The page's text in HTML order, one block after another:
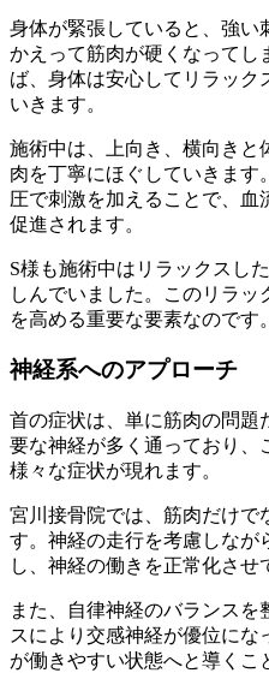
身体が緊張していると、強い
かえって筋肉が硬くなってし
ば、身体は安心してリラック
いきます。
施術中は、上向き、横向きと
肉を丁寧にほぐしていきます
圧で刺激を加えることで、
促進されます。
S様も施術中はリラックスし
しんでいました。このリラ
を高める重要な要素なのです。
神経系へのアプローチ
首の症状は、単に筋肉の問題
要な神経が多く通っており、
様々な症状が現れます。
宮川接骨院では、筋肉だけで
す。神経の走行を考慮しなが
し、神経の働きを正常化させ
また、自律神経のバランス
スにより交感神経が優位に
が働きやすい状態へと導くこ